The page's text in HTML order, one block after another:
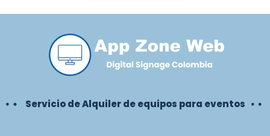
Servicio de Alquiler de equipos para eventos